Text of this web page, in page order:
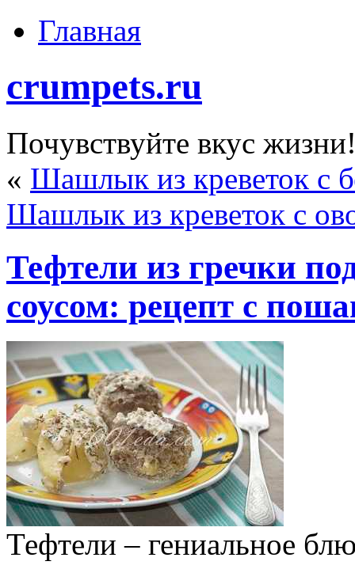
Главная
crumpets.ru
Почувствуйте вкус
« Шашлык из креветок с
Шашлык из креветок с
Тефтели из гречки
соусом: рецепт с
Тефтели – гениальное